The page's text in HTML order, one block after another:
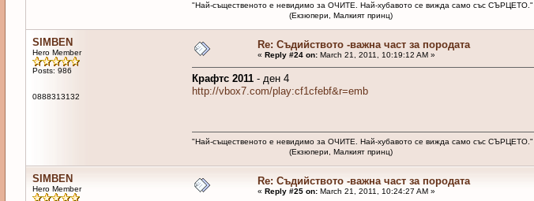
"Най-същественото е невидимо за ОЧИТЕ. Най-хубавото се вижда само със СЪРЦЕТО."
(Екзюпери, Малкият принц)
SIMBEN
Hero Member
Posts: 986
0888313132
Re: Съдийството -важна част за породата
« Reply #24 on:March 21, 2011, 10:19:12 AM »
Крафтс 2011 - ден 4
http://vbox7.com/play:cf1cfebf&r=emb
"Най-същественото е невидимо за ОЧИТЕ. Най-хубавото се вижда само със СЪРЦЕТО."
(Екзюпери, Малкият принц)
SIMBEN
Hero Member
Re: Съдийството -важна част за породата
« Reply #25 on:March 21, 2011, 10:24:27 AM »